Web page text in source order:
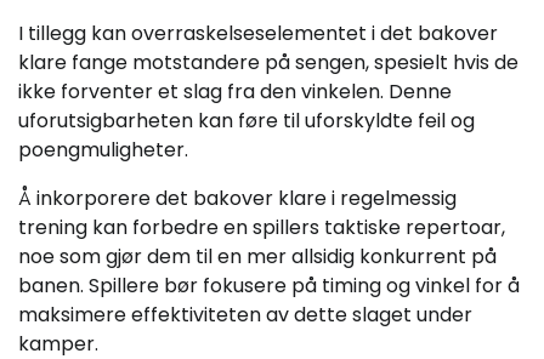
I tillegg kan overraskelseselementet i det bakover
klare fange motstandere på sengen, spesielt hvis de
ikke forventer et slag fra den vinkelen. Denne
uforutsigbarheten kan føre til uforskyldte feil og
poengmuligheter.
Å inkorporere det bakover klare i regelmessig
trening kan forbedre en spillers taktiske repertoar,
noe som gjør dem til en mer allsidig konkurrent på
banen. Spillere bør fokusere på timing og vinkel for å
maksimere effektiviteten av dette slaget under
kamper.